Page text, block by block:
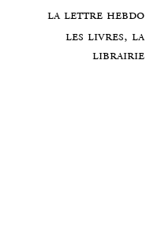
la lettre hebdo
les livres, la
librairie